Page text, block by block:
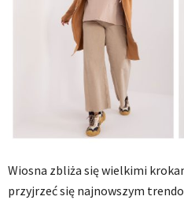
Wiosna zbliża się wielkimi
przyjrzeć się najnowszym